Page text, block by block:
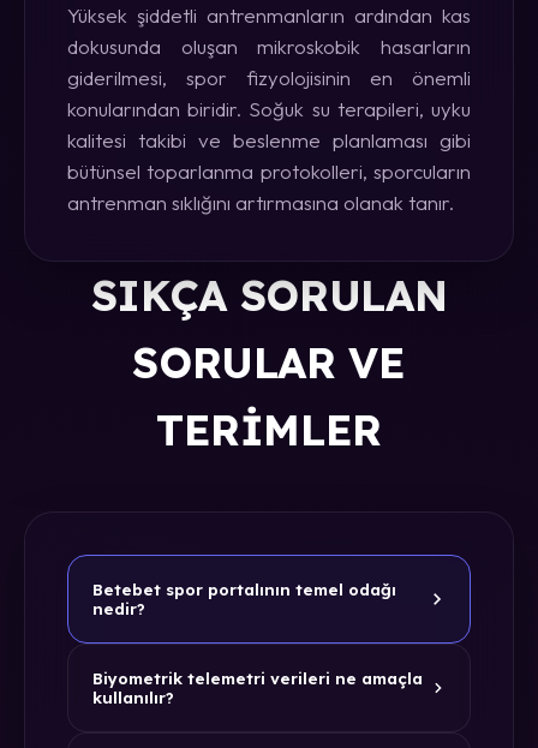
Yüksek şiddetli antrenmanların ardından kas
dokusunda oluşan mikroskobik hasarların
giderilmesi, spor fizyolojisinin en önemli
konularından biridir. Soğuk su terapileri, uyku
kalitesi takibi ve beslenme planlaması gibi
bütünsel toparlanma protokolleri, sporcuların
antrenman sıklığını artırmasına olanak tanır.
SIKÇA SORULAN
SORULAR VE
TERIMLER
Betebet spor portalının temel odağı
nedir?
Biyometrik telemetri verileri ne amaçla
kullanılır?